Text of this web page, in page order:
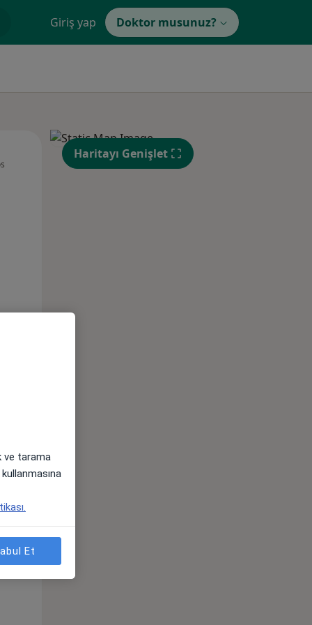
Giriş yap Doktor musunuz?
14 Ağustos
Cmt,
15 Ağustos
Paz,
16 Ağustos
Haritayı Genişlet
ve tarama
Et